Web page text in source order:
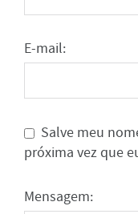
E-mail:
Salve meu
próxima vez que
Mensagem: